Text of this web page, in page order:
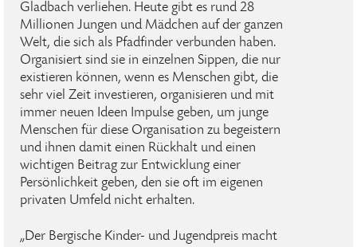
Gladbach verliehen. Heute gibt es rund 28
Millionen Jungen und Mädchen auf der ganzen
Welt, die sich als Pfadfinder verbunden haben.
Organisiert sind sie in einzelnen Sippen, die nur
existieren können, wenn es Menschen gibt, die
sehr viel Zeit investieren, organisieren und mit
immer neuen Ideen Impulse geben, um junge
Menschen für diese Organisation zu begeistern
und ihnen damit einen Rückhalt und einen
wichtigen Beitrag zur Entwicklung einer
Persönlichkeit geben, den sie oft im eigenen
privaten Umfeld nicht erhalten.
„Der Bergische Kinder- und Jugendpreis macht